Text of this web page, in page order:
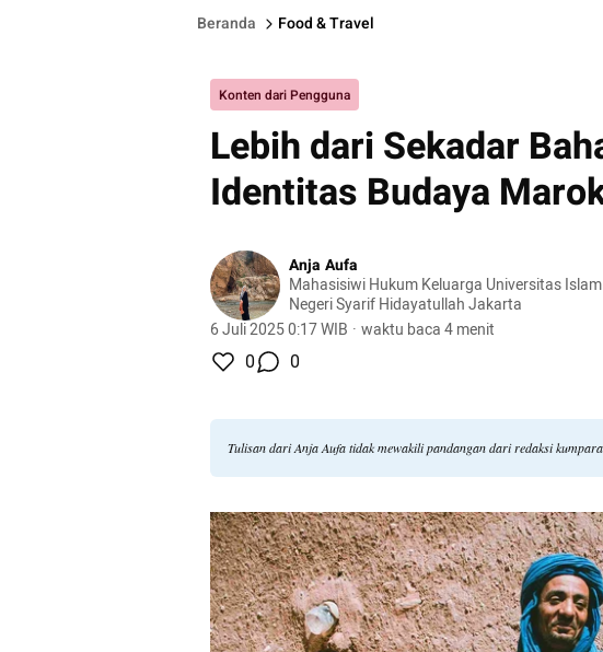
Beranda Food & Travel
Konten dari Pengguna
Lebih dari Sekadar
Identitas Budaya
Anja Aufa
Mahasisiwi Hukum Keluarga Universitas Islam
Negeri Syarif Hidayatullah Jakarta
6 Juli 2025 0:17 WIB · waktu baca 4 menit
0 0
Tulisan dari Anja Aufa tidak mewakili pandangan dari redaksi